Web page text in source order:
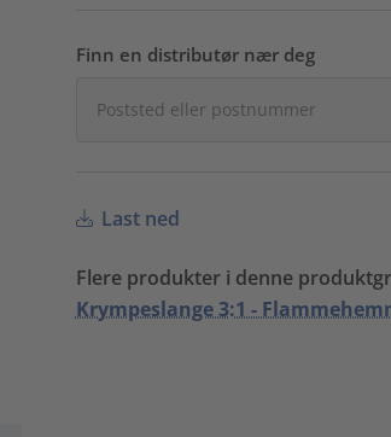
Finn en distributør nær deg
Last ned
Flere produkter i denne
Krympeslange 3:1 -